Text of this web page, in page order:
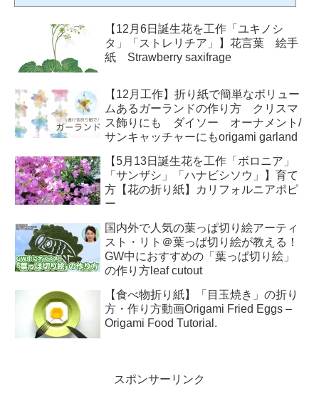
【12月6日誕生花を工作「ユキノシ
タ」「ストレリチア」】花言葉 絵手
紙 Strawberry saxifrage
【12月工作】折り紙で簡単なボリュー
ムあるガーランドの作り方 クリスマ
ス飾りにも ダイソー オーナメント/
サンキャッチャーにもorigami garland
【5月13日誕生花を工作「ボロニア」
「サンザシ」「ハナビシソウ」】育て
方【花の折り紙】カリフォルニアポピ
ー
国内外で人気の葉っぱ切り絵アーティ
スト・リト＠葉っぱ切り絵が教える！
GW中におすすめの「葉っぱ切り絵」
の作り方leaf cutout
【食べ物折り紙】「目玉焼き」の折り
方・作り方動画Origami Fried Eggs –
Origami Food Tutorial.
スポンサーリンク